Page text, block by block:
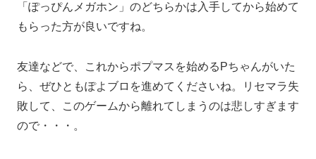
「ぽっぴんメガホン」のどちらかは入手してから始めて
もらった方が良いですね。
友達などで、これからポプマスを始めるPちゃんがいた
ら、ぜひともぽよブロを進めてくださいね。リセマラ失
敗して、このゲームから離れてしまうのは悲しすぎます
ので・・・。